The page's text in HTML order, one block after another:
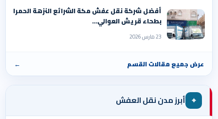
أفضل شركة نقل عفش مكة الشرائع النزهة الحمرا
بطحاء قريش العوالي…
23 مارس 2026
عرض جميع مقالات القسم ←
⌖ أبرز مدن نقل العفش